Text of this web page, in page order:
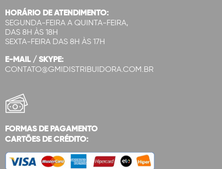
HORÁRIO DE ATENDIMENTO:
SEGUNDA-FEIRA A QUINTA-FEIRA,
DAS 8H ÀS 18H
SEXTA-FEIRA DAS 8H ÀS 17H
E-MAIL / SKYPE:
CONTATO@GMIDISTRIBUIDORA.COM.BR
FORMAS DE PAGAMENTO
CARTÕES DE CRÉDITO: